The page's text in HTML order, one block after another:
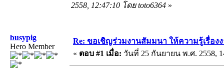
2558, 12:47:10 โดย toto6364 »
busypig
Hero Member
Re: ขอเชิญร่วมงานสัมมนา ให้ความรู้เรื่อง
« ตอบ #1 เมื่อ: วันที่ 25 กันยายน พ.ศ. 2558,